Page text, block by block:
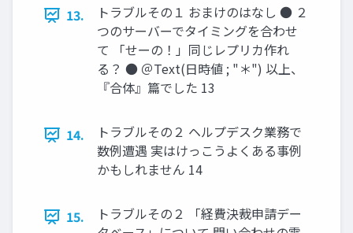
13.
トラブルその１ おまけのはなし ● ２
つのサーバーでタイミングを合わせ
て 「せーの！」同じレプリカ作れ
る？ ● ＠Text(日時値 ; "＊") 以上、
『合体』篇でした 13
14.
トラブルその２ ヘルプデスク業務で
数例遭遇 実はけっこうよくある事例
かもしれません 14
15.
トラブルその２ 「経費決裁申請デー